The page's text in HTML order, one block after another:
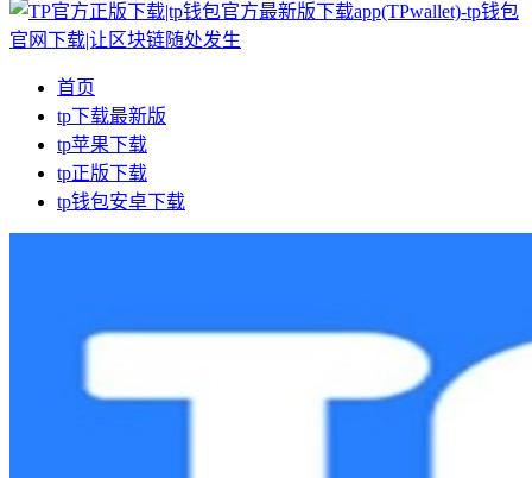
首页
tp下载最新版
tp苹果下载
tp正版下载
tp钱包安卓下载